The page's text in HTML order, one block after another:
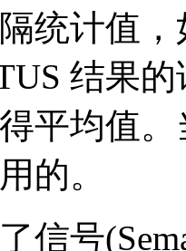
统计值
结果
平均值
的。
信号